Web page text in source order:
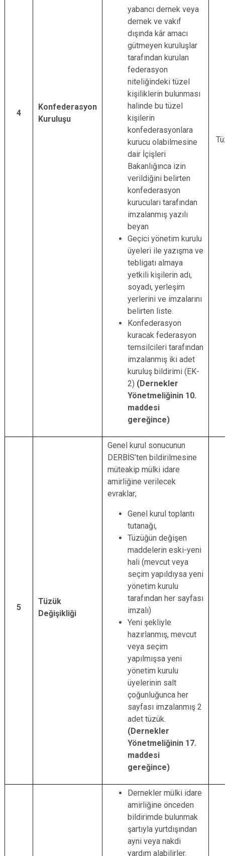
4
Konfederasyon
Kuruluşu
yabancı dernek veya
dernek ve vakıf
dışında kâr amacı
gütmeyen kuruluşlar
tarafından kurulan
federasyon
niteliğindeki tüzel
kişiliklerin bulunması
halinde bu tüzel
kişilerin
konfederasyonlara
kurucu olabilmesine
dair İçişleri
Bakanlığınca izin
verildiğini belirten
konfederasyon
kurucuları tarafından
imzalanmış yazılı
beyan
Geçici yönetim kurulu
üyeleri ile yazışma ve
tebligatı almaya
yetkili kişilerin adı,
soyadı, yerleşim
yerlerini ve imzalarını
belirten liste.
Konfederasyon
kuracak federasyon
temsilcileri tarafından
imzalanmış iki adet
kuruluş bildirimi (EK-
2) (Dernekler
Yönetmeliğinin 10.
maddesi
gereğince)
5
Tüzük
Değişikliği
Genel kurul sonucunun
DERBİS’ten bildirilmesine
müteakip mülki idare
amirliğine verilecek
evraklar;
Genel kurul toplantı
tutanağı,
Tüzüğün değişen
maddelerin eski-yeni
hali (mevcut veya
seçim yapıldıysa yeni
yönetim kurulu
tarafından her sayfası
imzalı)
Yeni şekliyle
hazırlanmış, mevcut
veya seçim
yapılmışsa yeni
yönetim kurulu
üyelerinin salt
çoğunluğunca her
sayfası imzalanmış 2
adet tüzük.
(Dernekler
Yönetmeliğinin 17.
maddesi
gereğince)
Dernekler mülki idare
amirliğine önceden
bildirimde bulunmak
şartıyla yurtdışından
ayni veya nakdi
yardım alabilirler.